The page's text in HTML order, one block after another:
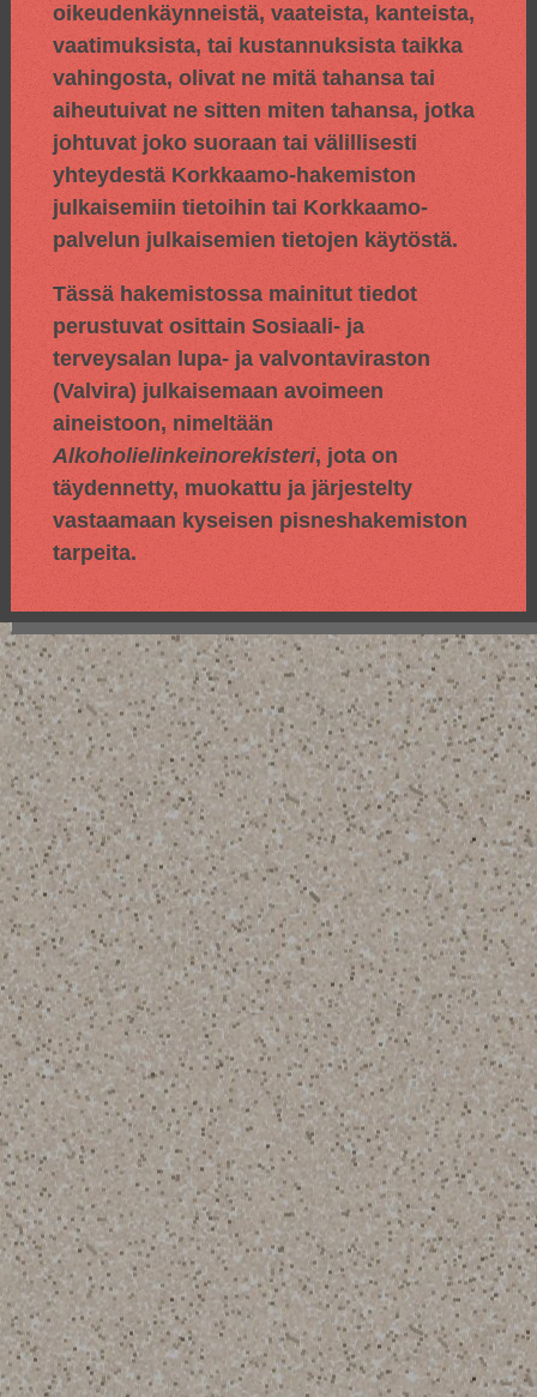
oikeudenkäynneistä, vaateista, kanteista,
vaatimuksista, tai kustannuksista taikka
vahingosta, olivat ne mitä tahansa tai
aiheutuivat ne sitten miten tahansa, jotka
johtuvat joko suoraan tai välillisesti
yhteydestä Korkkaamo-hakemiston
julkaisemiin tietoihin tai Korkkaamo-
palvelun julkaisemien tietojen käytöstä.
Tässä hakemistossa mainitut tiedot
perustuvat osittain Sosiaali- ja
terveysalan lupa- ja valvontaviraston
(Valvira) julkaisemaan avoimeen
aineistoon, nimeltään
Alkoholielinkeinorekisteri, jota on
täydennetty, muokattu ja järjestelty
vastaamaan kyseisen pisneshakemiston
tarpeita.